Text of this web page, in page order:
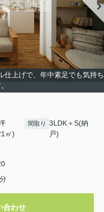
仕上げで、年中素足でも気持ち
㎡)
間取り
3LDK＋S(納
戸)
合わせ